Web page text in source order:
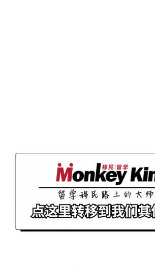
485补偿签细节出炉！
疫情在境外都可以申
请！2027年截止申
请！唯一要注意这个
坑！